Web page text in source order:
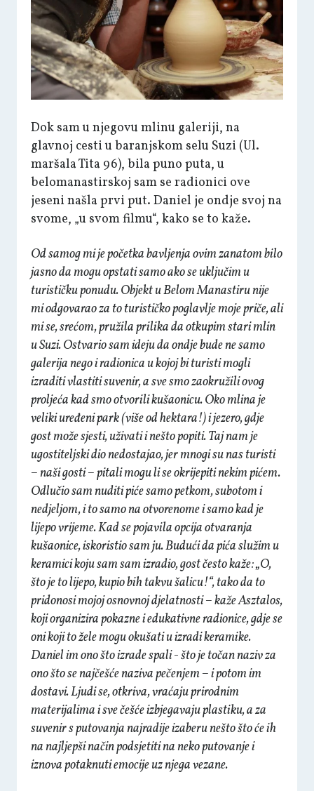
Dok sam u njegovu mlinu galeriji, na
glavnoj cesti u baranjskom selu Suzi (Ul.
maršala Tita 96), bila puno puta, u
belomanastirskoj sam se radionici ove
jeseni našla prvi put. Daniel je ondje svoj na
svome, „u svom filmu“, kako se to kaže.
Od samog mi je početka bavljenja ovim zanatom bilo
jasno da mogu opstati samo ako se uključim u
turističku ponudu. Objekt u Belom Manastiru nije
mi odgovarao za to turističko poglavlje moje priče, ali
mi se, srećom, pružila prilika da otkupim stari mlin
u Suzi. Ostvario sam ideju da ondje bude ne samo
galerija nego i radionica u kojoj bi turisti mogli
izraditi vlastiti suvenir, a sve smo zaokružili ovog
proljeća kad smo otvorili kušaonicu. Oko mlina je
veliki uređeni park (više od hektara!) i jezero, gdje
gost može sjesti, uživati i nešto popiti. Taj nam je
ugostiteljski dio nedostajao, jer mnogi su nas turisti
– naši gosti – pitali mogu li se okrijepiti nekim pićem.
Odlučio sam nuditi piće samo petkom, subotom i
nedjeljom, i to samo na otvorenome i samo kad je
lijepo vrijeme. Kad se pojavila opcija otvaranja
kušaonice, iskoristio sam ju. Budući da pića služim u
keramici koju sam sam izradio, gost često kaže: „O,
što je to lijepo, kupio bih takvu šalicu!“, tako da to
pridonosi mojoj osnovnoj djelatnosti – kaže Asztalos,
koji organizira pokazne i edukativne radionice, gdje se
oni koji to žele mogu okušati u izradi keramike.
Daniel im ono što izrade spali - što je točan naziv za
ono što se najčešće naziva pečenjem – i potom im
dostavi. Ljudi se, otkriva, vraćaju prirodnim
materijalima i sve češće izbjegavaju plastiku, a za
suvenir s putovanja najradije izaberu nešto što će ih
na najljepši način podsjetiti na neko putovanje i
iznova potaknuti emocije uz njega vezane.